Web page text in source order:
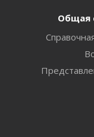
Общая